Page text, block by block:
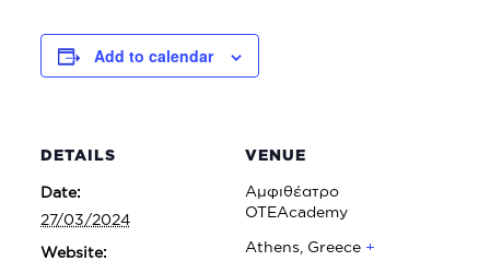
Add to calendar
DETAILS
Date:
27/03/2024
Website:
VENUE
Αμφιθέατρο
ΟΤΕΑcademy
Athens Greece +